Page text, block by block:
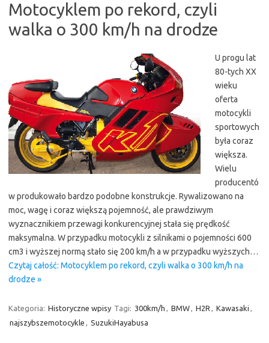
Motocyklem po rekord, czyli
walka o 300 km/h na drodze
U progu lat
80-tych XX
wieku
oferta
motocykli
sportowych
była coraz
większa.
Wielu
producentó
w produkowało bardzo podobne konstrukcje. Rywalizowano na
moc, wagę i coraz większą pojemność, ale prawdziwym
wyznacznikiem przewagi konkurencyjnej stała się prędkość
maksymalna. W przypadku motocykli z silnikami o pojemności 600
cm3 i wyższej normą stało się 200 km/h a w przypadku wyższych…
Czytaj całość: Motocyklem po rekord, czyli walka o 300 km/h na
drodze »
Kategoria: Historyczne wpisy Tagi: 300km/h , BMW, H2R , Kawasaki ,
najszybszemotocykle , SuzukiHayabusa